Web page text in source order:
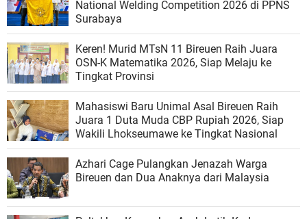
National Welding Competition 2026 di PPNS
Surabaya
Keren! Murid MTsN 11 Bireuen Raih Juara
OSN-K Matematika 2026, Siap Melaju ke
Tingkat Provinsi
Mahasiswi Baru Unimal Asal Bireuen Raih
Juara 1 Duta Muda CBP Rupiah 2026, Siap
Wakili Lhokseumawe ke Tingkat Nasional
Azhari Cage Pulangkan Jenazah Warga
Bireuen dan Dua Anaknya dari Malaysia